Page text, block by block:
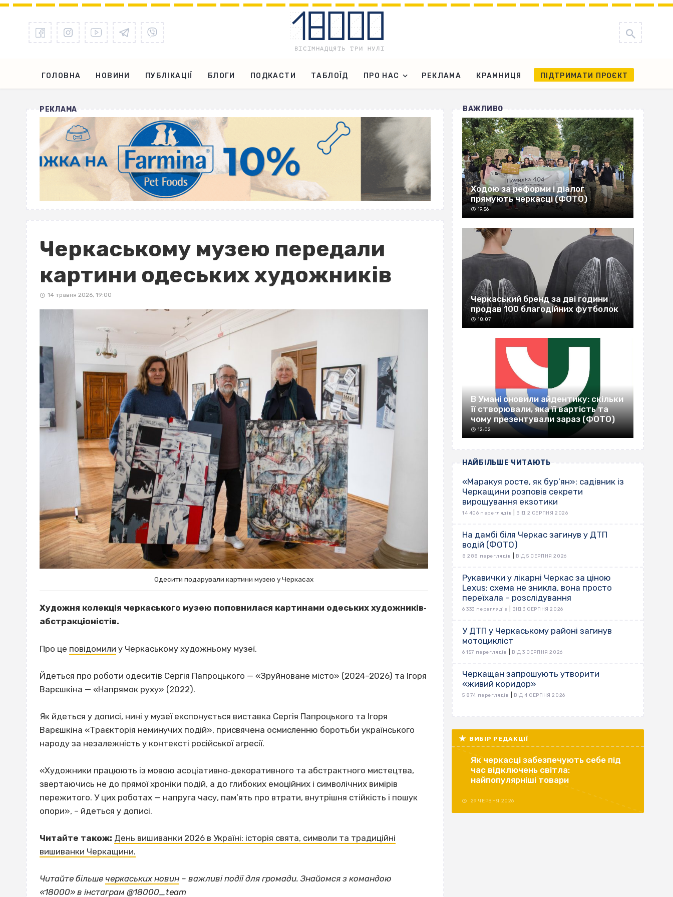
ГОЛОВНА НОВИНИ ПУБЛІКАЦІЇ БЛОГИ ПОДКАСТИ ТАБЛОЇД ПРО НАС РЕКЛАМА КРАМНИЦЯ ПІДТРИМАТИ ПРОЄКТ
РЕКЛАМА
Черкаському музею передали
картини одеських художників
14 травня 2026, 19:00
Одесити подарували картини музею у Черкасах
Художня колекція черкаського музею поповнилася картинами одеських художників‐
абстракціоністів.
Про це повідомили у Черкаському художньому музеї.
Йдеться про роботи одеситів Сергія Папроцького — «Зруйноване місто» (2024–2026) та Ігоря
Варєшкіна — «Напрямок руху» (2022).
Як йдеться у дописі, нині у музеї експонується виставка Сергія Папроцького та Ігоря
Варєшкіна «Траєкторія неминучих подій», присвячена осмисленню боротьби українського
народу за незалежність у контексті російської агресії.
«Художники працюють із мовою асоціативно‐декоративного та абстрактного мистецтва,
звертаючись не до прямої хроніки подій, а до глибоких емоційних і символічних вимірів
пережитого. У цих роботах — напруга часу, пам’ять про втрати, внутрішня стійкість і пошук
опори», – йдеться у дописі.
Читайте також: День вишиванки 2026 в Україні: історія свята, символи та традиційні
вишиванки Черкащини.
Читайте більше черкаських новин – важливі події для громади. Знайомся з командою
«18000» в інстаграм @18000_team
ВАЖЛИВО
Ходою за реформи і діалог
прямують черкасці (ФОТО)
19:56
Черкаський бренд за дві години
продав 100 благодійних футболок
18:07
В Умані оновили айдентику: скільки
її створювали, яка її вартість та
чому презентували зараз (ФОТО)
12:02
НАЙБІЛЬШЕ ЧИТАЮТЬ
«Маракуя росте, як бур’ян»: садівник із
Черкащини розповів секрети
вирощування екзотики
14 406 переглядів ВІД 2 СЕРПНЯ 2026
На дамбі біля Черкас загинув у ДТП
водій (ФОТО)
8 288 переглядів ВІД 5 СЕРПНЯ 2026
Рукавички у лікарні Черкас за ціною
Lexus: схема не зникла, вона просто
переїхала – розслідування
6 333 переглядів ВІД 3 СЕРПНЯ 2026
У ДТП у Черкаському районі загинув
мотоцикліст
6 157 переглядів ВІД 3 СЕРПНЯ 2026
Черкащан запрошують утворити
«живий коридор»
5 874 переглядів ВІД 4 СЕРПНЯ 2026
ВИБІР РЕДАКЦІЇ
Як черкасці забезпечують себе під
час відключень світла:
найпопулярніші товари
29 ЧЕРВНЯ 2026